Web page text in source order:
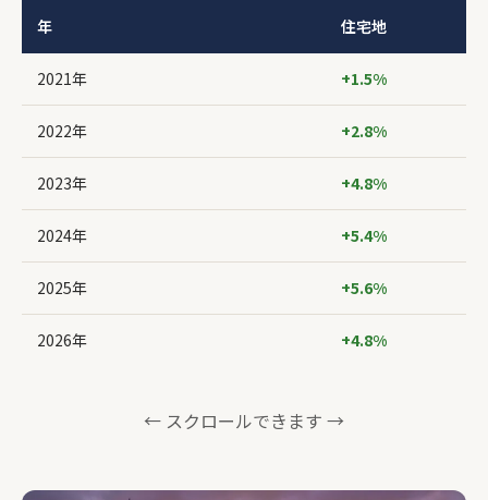
年 住宅地
2021年 +1.5%
2022年 +2.8%
2023年 +4.8%
2024年 +5.4%
2025年 +5.6%
2026年 +4.8%
← スクロールできます →